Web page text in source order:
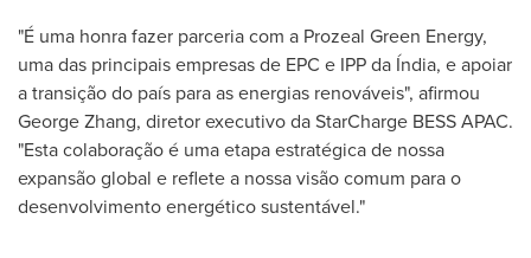
"É uma honra fazer parceria com a Prozeal Green Energy,
uma das principais empresas de EPC e IPP da Índia, e apoiar
a transição do país para as energias renováveis", afirmou
George Zhang, diretor executivo da StarCharge BESS APAC.
"Esta colaboração é uma etapa estratégica de nossa
expansão global e reflete a nossa visão comum para o
desenvolvimento energético sustentável."